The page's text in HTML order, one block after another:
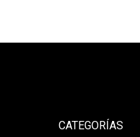
CATEGORÍAS